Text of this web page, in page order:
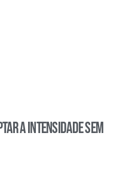
a intensidade sem